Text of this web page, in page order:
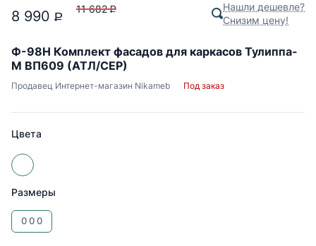
8 990 P
11 682 P
Нашли дешевле?
Снизим цену!
Ф-98H Комплект фасадов для каркасов Тулиппа-
М ВП609 (АТЛ/СЕР)
Продавец Интернет-магазин Nikameb Под заказ
Цвета
Размеры
000